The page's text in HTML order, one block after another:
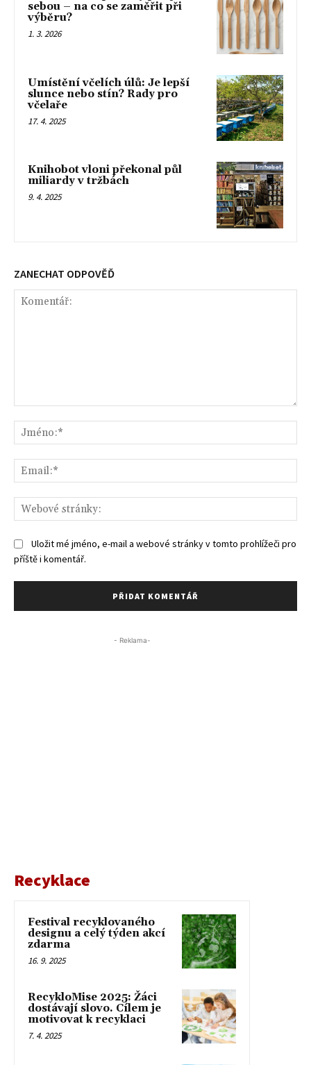
sebou – na co se zaměřit při
výběru?
1. 3. 2026
Umístění včelích úlů: Je lepší
slunce nebo stín? Rady pro
včelaře
17. 4. 2025
Knihobot vloni překonal půl
miliardy v tržbách
9. 4. 2025
ZANECHAT ODPOVĚĎ
Uložit mé jméno, e-mail a webové stránky v tomto prohlížeči pro
příště i komentář.
- Reklama-
Recyklace
Festival recyklovaného
designu a celý týden akcí
zdarma
16. 9. 2025
RecykloMise 2025: Žáci
dostávají slovo. Cílem je
motivovat k recyklaci
7. 4. 2025